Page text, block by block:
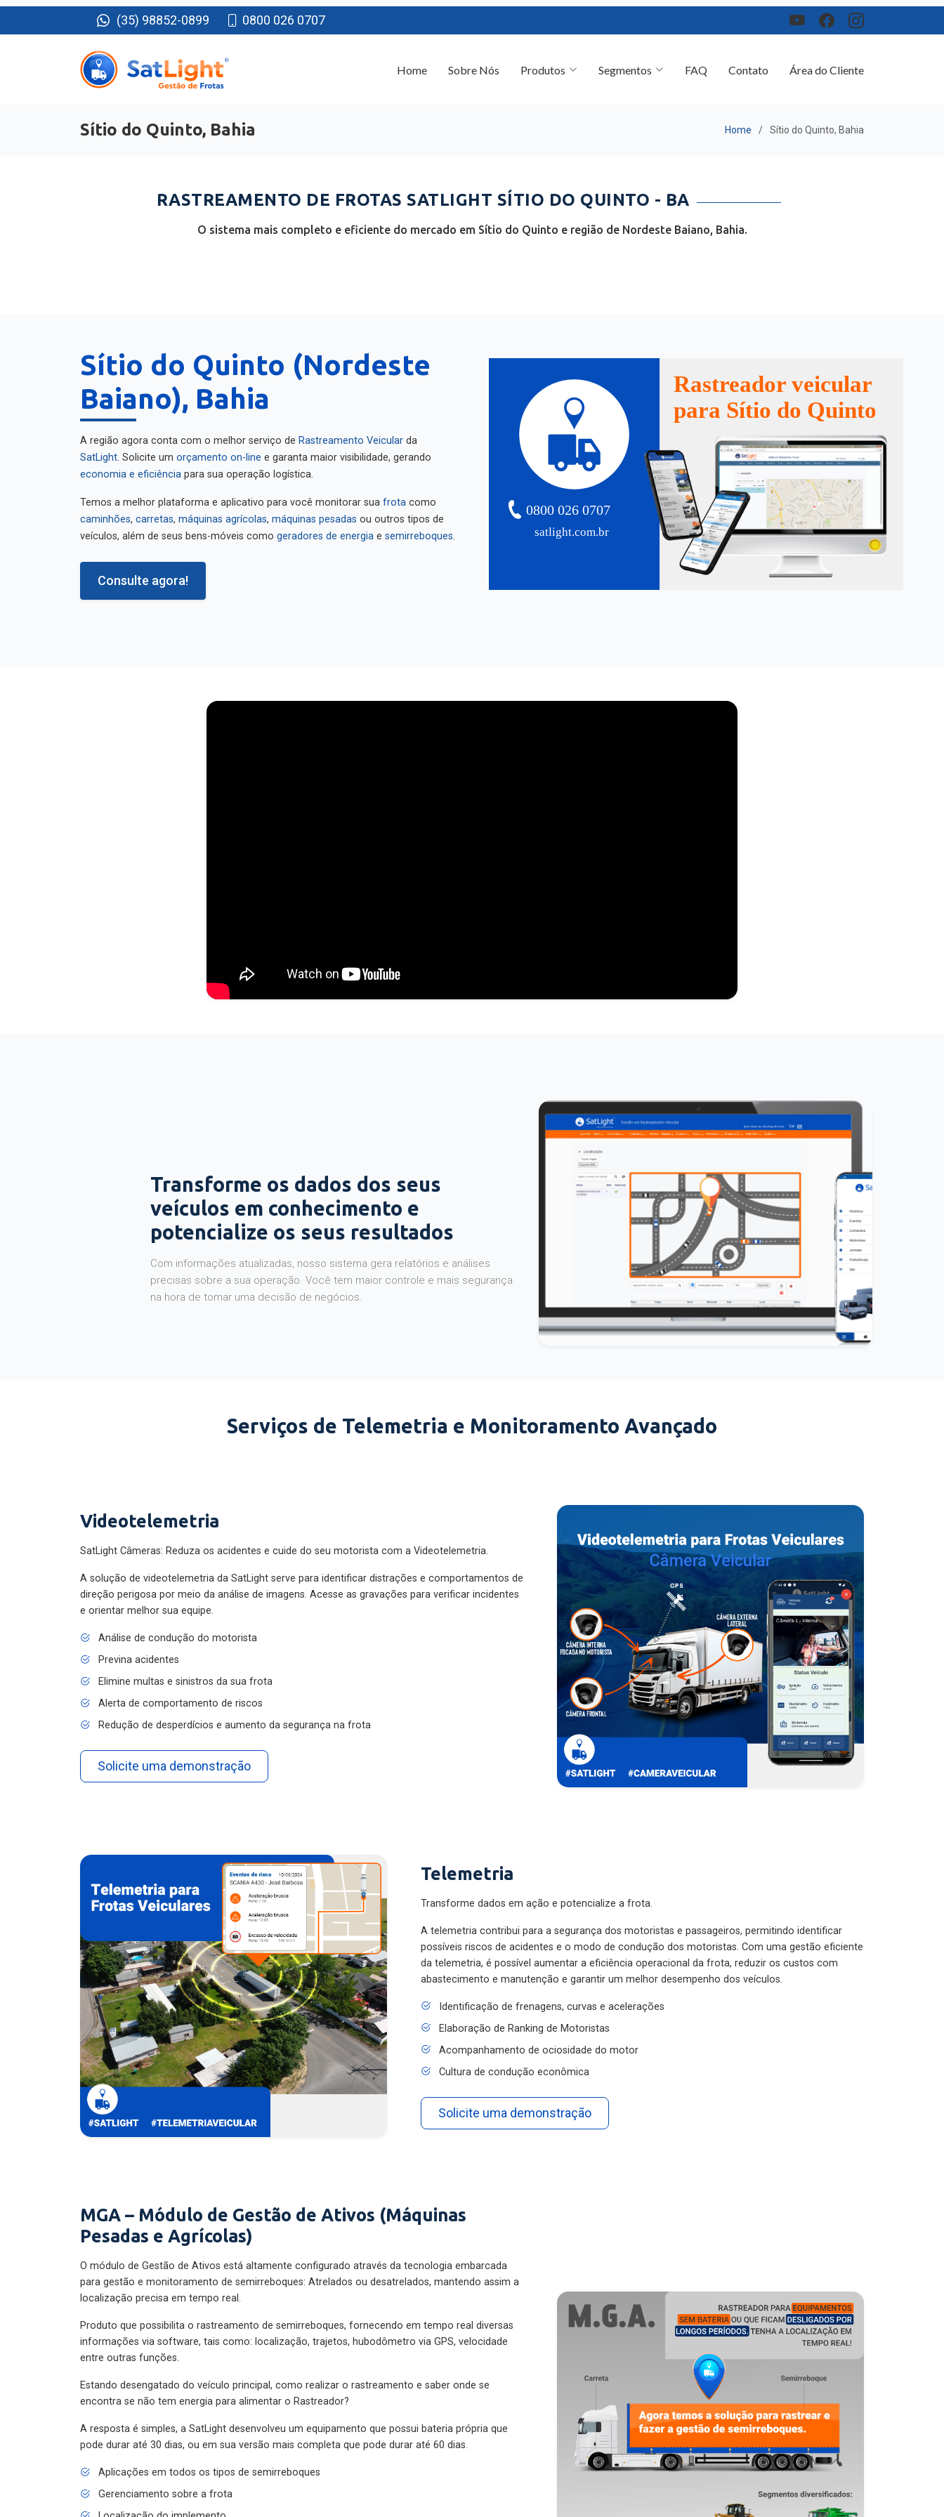
(35) 98852-0899 0800 026 0707
Área do Cliente
Sítio do Quinto, Bahia Home Sítio do Quinto, Bahia
RASTREAMENTO DE FROTAS SATLIGHT SÍTIO DO QUINTO - BA
O sistema mais completo e eficiente do mercado em Sítio do Quinto e região de Nordeste Baiano, Bahia.
Sítio do Quinto (Nordeste
Baiano), Bahia
A região agora conta com o melhor serviço de Rastreamento Veicular da
SatLight . Solicite um orçamento on-line e garanta maior visibilidade, gerando
economia e eficiência para sua operação logística.
Temos a melhor plataforma e aplicativo para você monitorar sua frota como
caminhões carretas máquinas agrícolas máquinas pesadas ou outros tipos de
veículos, além de seus bens-móveis como geradores de energia e semirreboques
Consulte agora!
satlight.com.br
0800 026 0707
Rastreador veicular
para Sítio do Quinto
Transforme os dados dos seus
veículos em conhecimento e
potencialize os seus resultados
Com informações atualizadas, nosso sistema gera relatórios e análises
precisas sobre a sua operação. Você tem maior controle e mais segurança
na hora de tomar uma decisão de negócios.
Serviços de Telemetria e Monitoramento Avançado
Videotelemetria
SatLight Câmeras: Reduza os acidentes e cuide do seu motorista com a Videotelemetria.
A solução de videotelemetria da SatLight serve para identificar distrações e comportamentos de
direção perigosa por meio da análise de imagens. Acesse as gravações para verificar incidentes
e orientar melhor sua equipe.
Análise de condução do motorista
Previna acidentes
Elimine multas e sinistros da sua frota
Alerta de comportamento de riscos
Redução de desperdícios e aumento da segurança na frota
Solicite uma demonstração
Telemetria
Transforme dados em ação e potencialize a frota.
A telemetria contribui para a segurança dos motoristas e passageiros, permitindo identificar
possíveis riscos de acidentes e o modo de condução dos motoristas. Com uma gestão eficiente
da telemetria, é possível aumentar a eficiência operacional da frota, reduzir os custos com
abastecimento e manutenção e garantir um melhor desempenho dos veículos.
Identificação de frenagens, curvas e acelerações
Elaboração de Ranking de Motoristas
Acompanhamento de ociosidade do motor
Cultura de condução econômica
Solicite uma demonstração
MGA – Módulo de Gestão de Ativos (Máquinas
Pesadas e Agrícolas)
O módulo de Gestão de Ativos está altamente configurado através da tecnologia embarcada
para gestão e monitoramento de semirreboques: Atrelados ou desatrelados, mantendo assim a
localização precisa em tempo real.
Produto que possibilita o rastreamento de semirreboques, fornecendo em tempo real diversas
informações via software, tais como: localização, trajetos, hubodômetro via GPS, velocidade
entre outras funções.
Estando desengatado do veículo principal, como realizar o rastreamento e saber onde se
encontra se não tem energia para alimentar o Rastreador?
A resposta é simples, a SatLight desenvolveu um equipamento que possui bateria própria que
pode durar até 30 dias, ou em sua versão mais completa que pode durar até 60 dias.
Aplicações em todos os tipos de semirreboques
Gerenciamento sobre a frota
Localização do implemento